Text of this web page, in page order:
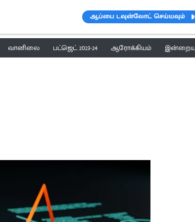
ஆப்பை டவுன்லோட் செய்யவும்
வானிலை பட்ஜெட் 2023-24 ஆரோக்கியம் இன்றைய